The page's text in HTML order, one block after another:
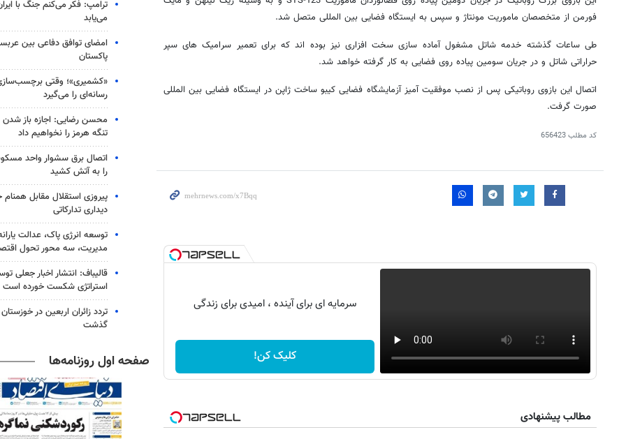
فورمن از متخصصان ماموریت مونتاژ و سپس به ایستگاه فضایی بین المللی متصل شد.
طی ساعات گذشته خدمه شاتل مشغول آماده سازی سخت افزاری نیز بوده اند که برای تعمیر سرامیک های سپر
حراراتی شاتل و در جریان سومین پیاده روی فضایی به کار گرفته خواهد شد.
اتصال این بازوی روباتیکی پس از نصب موفقیت آمیز آزمایشگاه فضایی کیبو ساخت ژاپن در ایستگاه فضایی بین المللی
صورت گرفت.
کد مطلب656423
سرمایه ای برای آینده ، امیدی برای زندگی
کلیک کن!
مطالب پیشنهادی
ترامپ: فکر می‌کنم جنگ با
می‌یابد
امضای توافق دفاعی بین
پاکستان
«کشمیری»؛ وقتی
رسانه‌ای را می‌گیرد
محسن رضایی: اجازه باز
تنگه هرمز را نخواهیم داد
اتصال برق سشوار واحد
را به آتش کشید
پیروزی استقلال مقابل همنام
دیداری تدارکاتی
توسعه انرژی پاک، عدالت
مدیریت، سه محور تحول
قالیباف: انتشار اخبار جعلی
استراتژی شکست خورده است
گذشت
صفحه اول روزنامه‌ها